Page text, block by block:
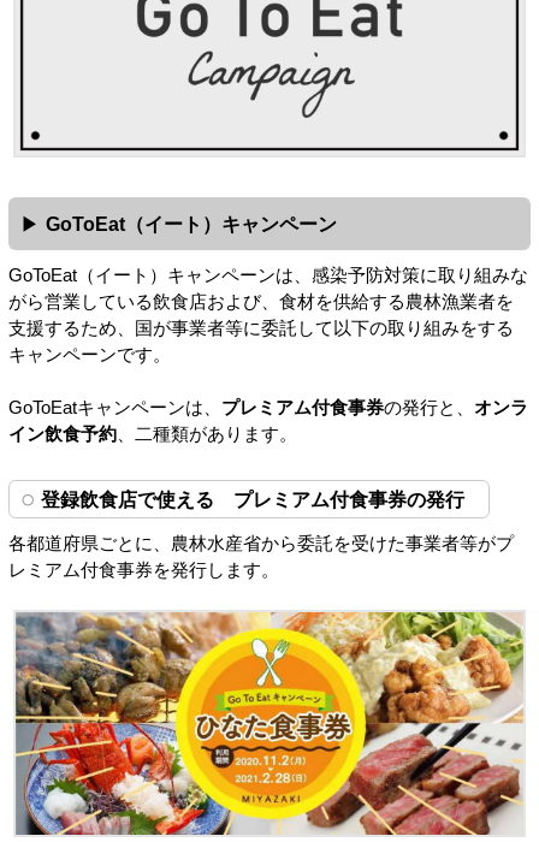
GoToEat（イート）キャンペーン
GoToEat（イート）キャンペーンは、感染予防対策に取り組みな
がら営業している飲食店および、食材を供給する農林漁業者を
支援するため、国が事業者等に委託して以下の取り組みをする
キャンペーンです。
GoToEatキャンペーンは、 プレミアム付食事券の発行と、 オンラ
イン飲食予約、二種類があります。
登録飲食店で使える プレミアム付食事券の発行
各都道府県ごとに、農林水産省から委託を受けた事業者等がプ
レミアム付食事券を発行します。